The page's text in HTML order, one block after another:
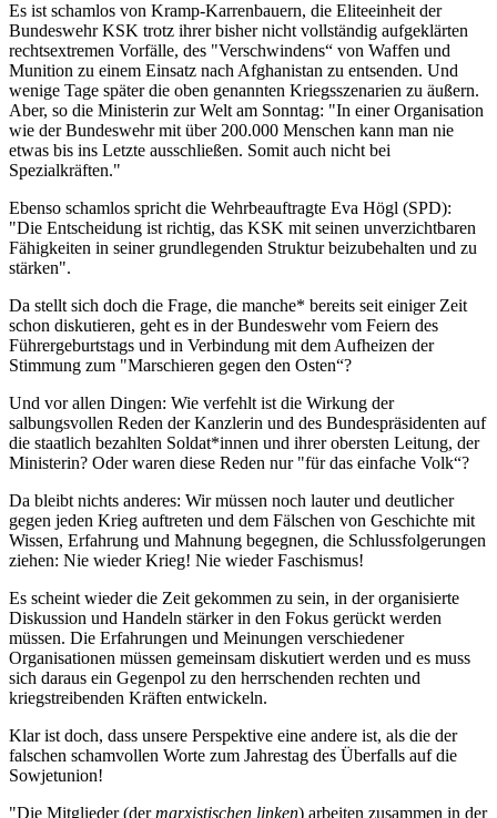
Es ist schamlos von Kramp-Karrenbauern, die Eliteeinheit der
Bundeswehr KSK trotz ihrer bisher nicht vollständig aufgeklärten
rechtsextremen Vorfälle, des "Verschwindens“ von Waffen und
Munition zu einem Einsatz nach Afghanistan zu entsenden. Und
wenige Tage später die oben genannten Kriegsszenarien zu äußern.
Aber, so die Ministerin zur Welt am Sonntag: "In einer Organisation
wie der Bundeswehr mit über 200.000 Menschen kann man nie
etwas bis ins Letzte ausschließen. Somit auch nicht bei
Spezialkräften."
Ebenso schamlos spricht die Wehrbeauftragte Eva Högl (SPD):
"Die Entscheidung ist richtig, das KSK mit seinen unverzichtbaren
Fähigkeiten in seiner grundlegenden Struktur beizubehalten und zu
stärken".
Da stellt sich doch die Frage, die manche* bereits seit einiger Zeit
schon diskutieren, geht es in der Bundeswehr vom Feiern des
Führergeburtstags und in Verbindung mit dem Aufheizen der
Stimmung zum "Marschieren gegen den Osten“?
Und vor allen Dingen: Wie verfehlt ist die Wirkung der
salbungsvollen Reden der Kanzlerin und des Bundespräsidenten auf
die staatlich bezahlten Soldat*innen und ihrer obersten Leitung, der
Ministerin? Oder waren diese Reden nur "für das einfache Volk“?
Da bleibt nichts anderes: Wir müssen noch lauter und deutlicher
gegen jeden Krieg auftreten und dem Fälschen von Geschichte mit
Wissen, Erfahrung und Mahnung begegnen, die Schlussfolgerungen
ziehen: Nie wieder Krieg! Nie wieder Faschismus!
Es scheint wieder die Zeit gekommen zu sein, in der organisierte
Diskussion und Handeln stärker in den Fokus gerückt werden
müssen. Die Erfahrungen und Meinungen verschiedener
Organisationen müssen gemeinsam diskutiert werden und es muss
sich daraus ein Gegenpol zu den herrschenden rechten und
kriegstreibenden Kräften entwickeln.
Klar ist doch, dass unsere Perspektive eine andere ist, als die der
falschen schamvollen Worte zum Jahrestag des Überfalls auf die
Sowjetunion!
"Die Mitglieder (dermarxistischen linken) arbeiten zusammen in der